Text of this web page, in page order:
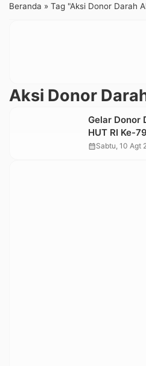
Beranda » Tag "Aksi Donor Darah
Aksi Donor
Gelar Donor
HUT RI Ke-
Kantong
calendar_monthSabtu, 10 Agt